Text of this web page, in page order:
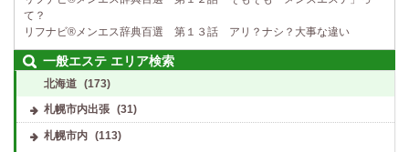
て？
リフナビ®メンエス辞典百選 第１３話 アリ？ナシ？大事な違い
一般エステ エリア検索
北海道 (173)
札幌市内出張 (31)
札幌市内 (113)